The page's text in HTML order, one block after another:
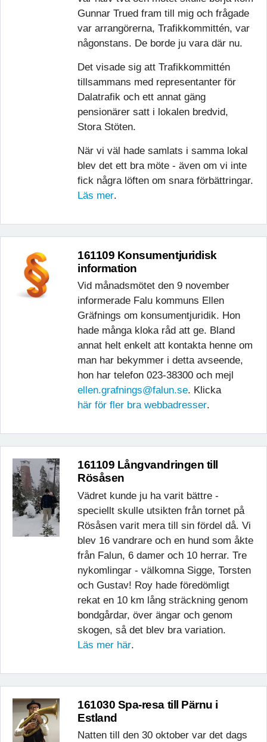
Gunnar Trued fram till mig och frågade
var arrangörerna, Trafikkommittén, var
någonstans. De borde ju vara där nu.
Det visade sig att Trafikkommittén
tillsammans med representanter för
Dalatrafik och ett annat gäng
pensionärer satt i lokalen bredvid,
Stora Stöten.
När vi väl hade samlats i samma lokal
blev det ett bra möte - även om vi inte
fick några löften om snara förbättringar.
Läs mer.
161109 Konsumentjuridisk
information
Vid månadsmötet den 9 november
informerade Falu kommuns Ellen
Gräfnings om konsumentjuridik. Hon
hade många kloka råd att ge. Bland
annat helt enkelt att kontakta henne om
man har bekymmer i detta avseende,
hon har telefon 023-38300 och mejl
ellen.grafnings@falun.se. Klicka
här för fler bra webbadresser.
161109 Långvandringen till
Rösåsen
Vädret kunde ju ha varit bättre -
speciellt skulle utsikten från tornet på
Rösåsen varit mera till sin fördel då. Vi
blev 16 vandrare och en hund som åkte
från Falun, 6 damer och 10 herrar. Tre
nykomlingar - välkomna Sigge, Torsten
och Gustav! Roy hade föredömligt
rekat en 10 km lång sträckning genom
bondgårdar, över ängar och genom
skogen, så det blev bra variation.
Läs mer här.
161030 Spa-resa till Pärnu i
Estland
Natten till den 30 oktober var det dags